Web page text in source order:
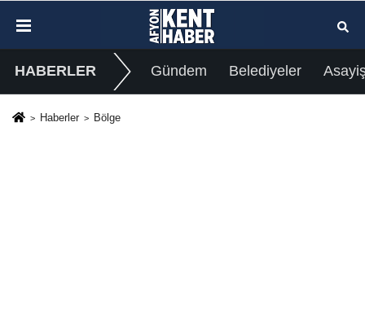
HABERLER Gündem Belediyeler
Haberler Bölge